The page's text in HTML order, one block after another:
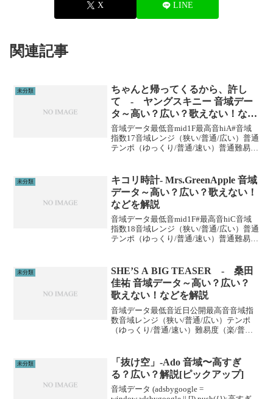
X LINE
関連記事
未分類
ちゃんと帰ってくるから、許し
て - ヤングスキニー 音域デー
タ～高い？広い？歌えない！など
を解説
音域データ最低音mid1F最高音hiA#音域
指数17音域レンジ（狭い/普通/広い）普通
テンポ（ゆっくり/普通/速い）普通難易度
(adsbygoogle = windo...
未分類
キコリ時計- Mrs.GreenApple 音域
データ～高い？広い？歌えない！
などを解説
音域データ最低音mid1F#最高音hiC音域
指数18音域レンジ（狭い/普通/広い）普通
テンポ（ゆっくり/普通/速い）普通難易度
(adsbygoogle = wind...
未分類
SHE’S A BIG TEASER - 桑田
佳祐 音域データ～高い？広い？
歌えない！などを解説
音域データ最低音近日公開最高音音域指
数音域レンジ（狭い/普通/広い）テンポ
（ゆっくり/普通/速い）難易度（楽/普通/
window.adsbygoogl...
未分類
「抜け空」-Ado 音域〜高すぎ
る？広い？解説[ピックアップ]
音域データ (adsbygoogle =